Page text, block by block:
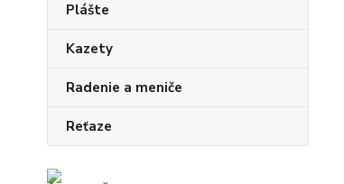
Plášte
Kazety
Radenie a meniče
Reťaze